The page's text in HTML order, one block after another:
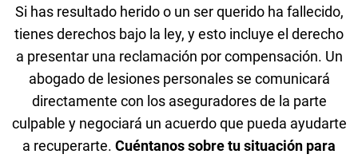
Si has resultado herido o un ser querido ha fallecido,
tienes derechos bajo la ley, y esto incluye el derecho
a presentar una reclamación por compensación. Un
abogado de lesiones personales se comunicará
directamente con los aseguradores de la parte
culpable y negociará un acuerdo que pueda ayudarte
a recuperarte. Cuéntanos sobre tu situación para